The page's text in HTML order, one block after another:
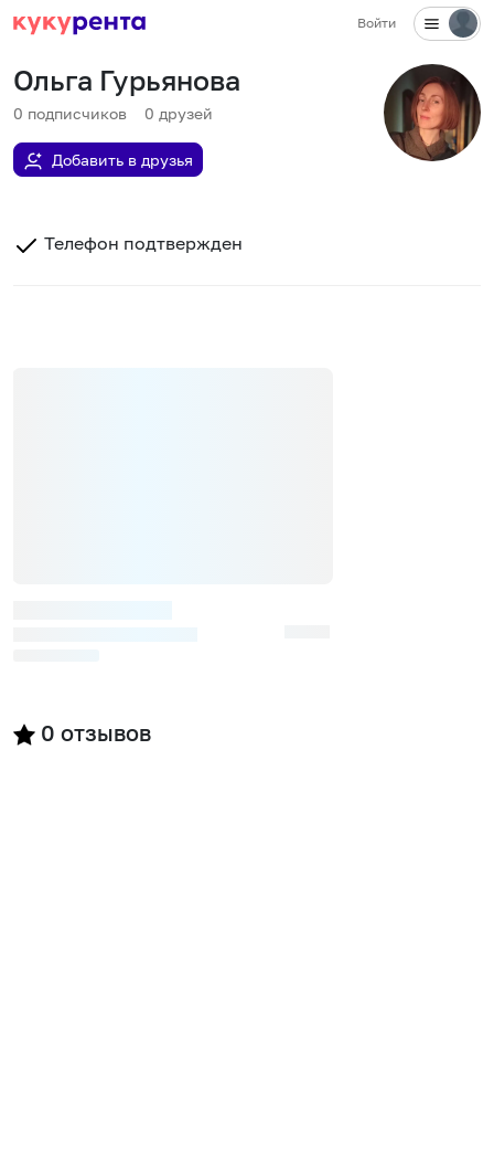
Войти
Ольга Гурьянова
0 подписчиков 0 друзей
Добавить в друзья
Телефон подтвержден
0 отзывов